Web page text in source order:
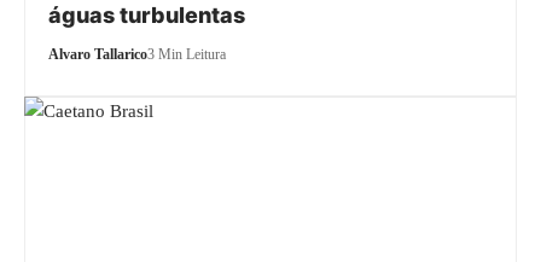
águas turbulentas
Alvaro Tallarico3 Min Leitura